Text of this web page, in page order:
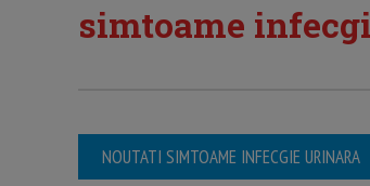
simtoame
NOUTATI SIMTOAME INFECGIE URINARA